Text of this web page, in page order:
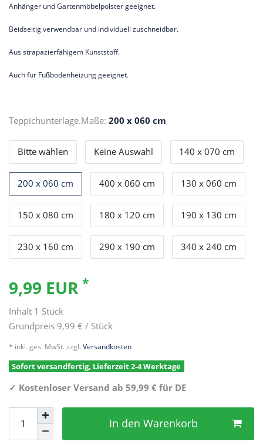
Anhänger und Gartenmöbelpolster geeignet.
Beidseitig verwendbar und individuell zuschneidbar.
Aus strapazierfähigem Kunststoff.
Auch für Fußbodenheizung geeignet.
Teppichunterlage.Maße: 200 x 060 cm
Bitte wählen Keine Auswahl 140 x 070 cm
200 x 060 cm 400 x 060 cm 130 x 060 cm
150 x 080 cm 180 x 120 cm 190 x 130 cm
230 x 160 cm 290 x 190 cm 340 x 240 cm
9,99 EUR *
Inhalt 1 Stück
Grundpreis 9,99 € / Stück
* inkl. ges. MwSt. zzgl. Versandkosten
Sofort versandfertig, Lieferzeit 2-4 Werktage
✓ Kostenloser Versand ab 59,99 € für DE
In den Warenkorb